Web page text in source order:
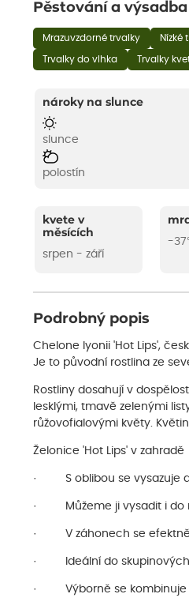
Pěstování a výsadba
Mrazuvzdorné trvalky Nízké
Trvalky do vlhka Trvalky
nároky na slunce
slunce
polostín
kvete v
měsících
srpen - září
-
Podrobný popis
Chelone lyonii 'Hot Lips',
Je to původní rostlina ze
Rostliny dosahují v
lesklými, tmavě zelenými
růžovofialovými květy.
Želonice 'Hot Lips' v zahradě
· S oblibou se vysazuje
· Můžeme ji vysadit i do
· V záhonech se efektně
· Ideální do skupinových
· Výborně se kombinuje s